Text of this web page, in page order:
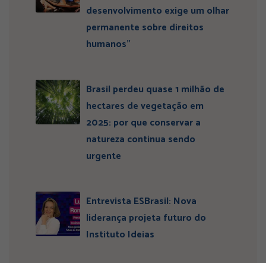
desenvolvimento exige um olhar
permanente sobre direitos
humanos”
Brasil perdeu quase 1 milhão de
hectares de vegetação em
2025: por que conservar a
natureza continua sendo
urgente
Entrevista ESBrasil: Nova
liderança projeta futuro do
Instituto Ideias